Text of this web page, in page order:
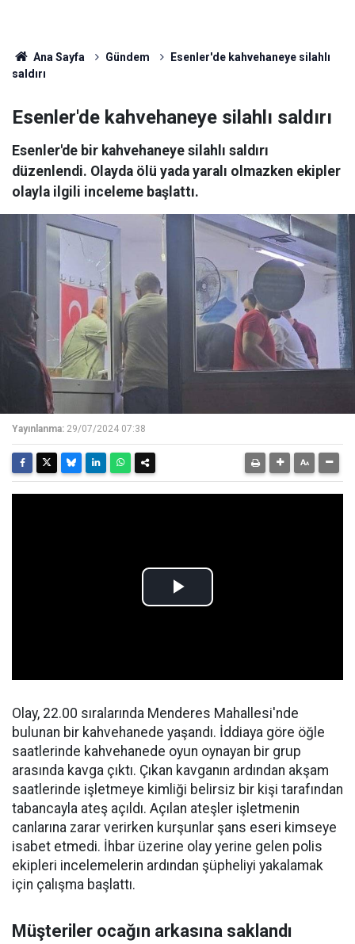
Ana Sayfa Gündem
Esenler'de kahvehaneye silahlı
saldırı
Esenler'de kahvehaneye silahlı saldırı
Esenler'de bir kahvehaneye silahlı saldırı
düzenlendi. Olayda ölü yada yaralı olmazken ekipler
olayla ilgili inceleme başlattı.
Yayınlanma: 29/07/2024 07:38
Olay, 22.00 sıralarında Menderes Mahallesi'nde
bulunan bir kahvehanede yaşandı. İddiaya göre öğle
saatlerinde kahvehanede oyun oynayan bir grup
arasında kavga çıktı. Çıkan kavganın ardından akşam
saatlerinde işletmeye kimliği belirsiz bir kişi tarafından
tabancayla ateş açıldı. Açılan ateşler işletmenin
canlarına zarar verirken kurşunlar şans eseri kimseye
isabet etmedi. İhbar üzerine olay yerine gelen polis
ekipleri incelemelerin ardından şüpheliyi yakalamak
için çalışma başlattı.
Müşteriler ocağın arkasına saklandı